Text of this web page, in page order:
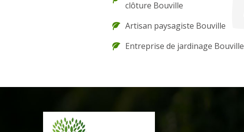
clôture Bouville
Artisan paysagiste Bouville
Entreprise de jardinage Bouville